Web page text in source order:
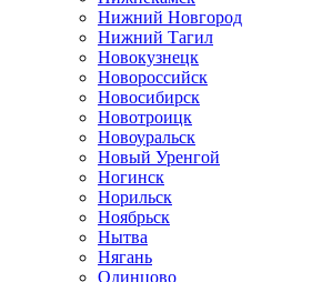
Нижний Новгород
Нижний Тагил
Новокузнецк
Новороссийск
Новосибирск
Новотроицк
Новоуральск
Новый Уренгой
Ногинск
Норильск
Ноябрьск
Нытва
Нягань
Одинцово